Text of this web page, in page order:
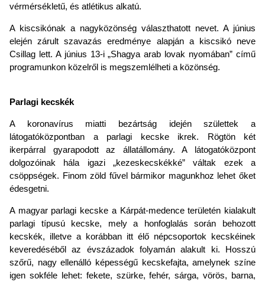
vérmérsékletű, és atlétikus alkatú.
A kiscsikónak a nagyközönség választhatott nevet. A június
elején zárult szavazás eredménye alapján a kiscsikó neve
Csillag lett. A június 13-i „Shagya arab lovak nyomában” című
programunkon közelről is megszemlélheti a közönség.
Parlagi kecskék
A koronavírus miatti bezártság idején születtek a
látogatóközpontban a parlagi kecske ikrek. Rögtön két
ikerpárral gyarapodott az állatállomány. A látogatóközpont
dolgozóinak hála igazi „kezeskecskékké” váltak ezek a
csöppségek. Finom zöld fűvel bármikor magunkhoz lehet őket
édesgetni.
A magyar parlagi kecske a Kárpát-medence területén kialakult
parlagi típusú kecske, mely a honfoglalás során behozott
kecskék, illetve a korábban itt élő népcsoportok kecskéinek
keveredéséből az évszázadok folyamán alakult ki. Hosszú
szőrű, nagy ellenálló képességű kecskefajta, amelynek színe
igen sokféle lehet: fekete, szürke, fehér, sárga, vörös, barna,